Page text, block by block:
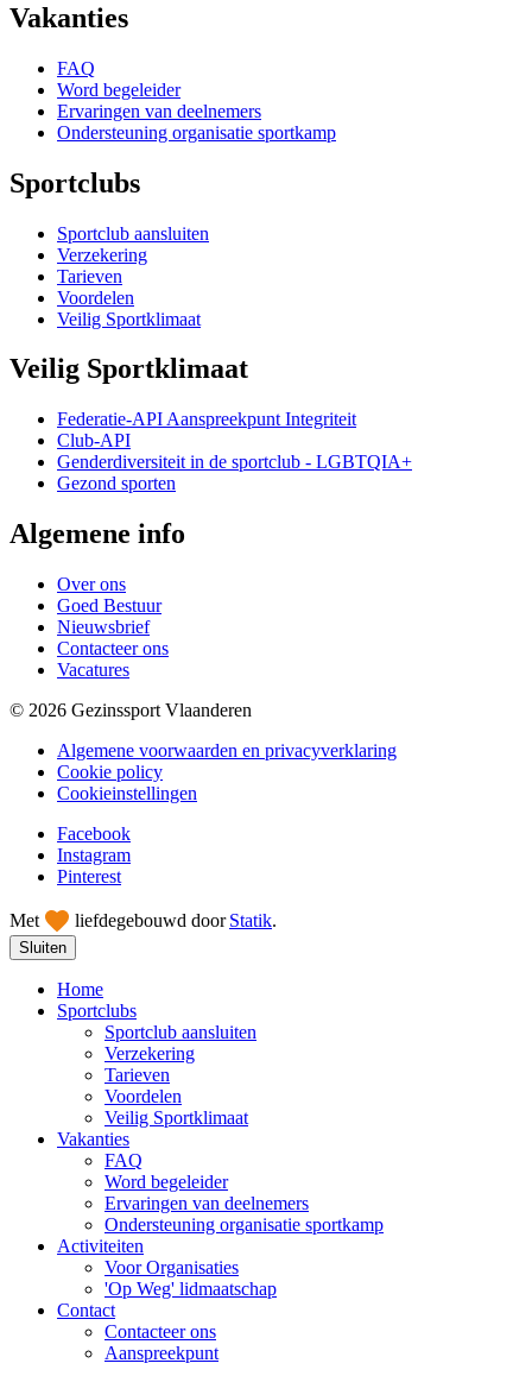
Vakanties
FAQ
Word begeleider
Ervaringen van deelnemers
Ondersteuning organisatie sportkamp
Sportclubs
Sportclub aansluiten
Verzekering
Tarieven
Voordelen
Veilig Sportklimaat
Veilig Sportklimaat
Federatie-API Aanspreekpunt Integriteit
Club-API
Genderdiversiteit in de sportclub - LGBTQIA+
Gezond sporten
Algemene info
Over ons
Goed Bestuur
Nieuwsbrief
Contacteer ons
Vacatures
© 2026 Gezinssport Vlaanderen
Algemene voorwaarden en privacyverklaring
Cookie policy
Cookieinstellingen
Facebook
Instagram
Pinterest
Met liefdegebouwd door Statik.
Sluiten
Home
Sportclubs
Sportclub aansluiten
Verzekering
Tarieven
Voordelen
Veilig Sportklimaat
Vakanties
FAQ
Word begeleider
Ervaringen van deelnemers
Ondersteuning organisatie sportkamp
Activiteiten
Voor Organisaties
'Op Weg' lidmaatschap
Contact
Contacteer ons
Aanspreekpunt